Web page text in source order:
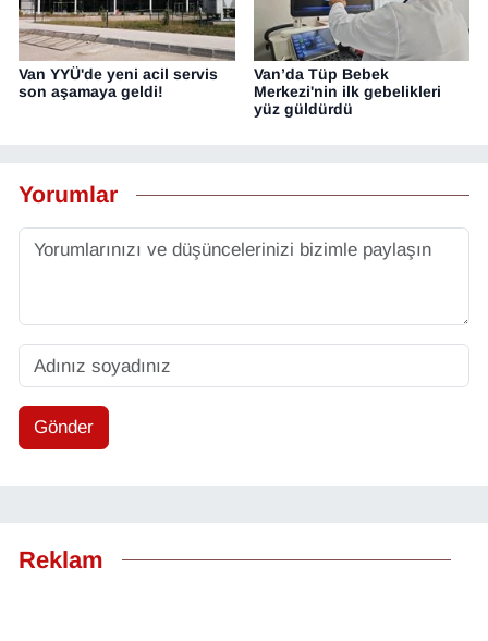
Van YYÜ'de yeni acil servis
son aşamaya geldi!
Van’da Tüp Bebek
Merkezi'nin ilk gebelikleri
yüz güldürdü
Yorumlar
Gönder
Reklam